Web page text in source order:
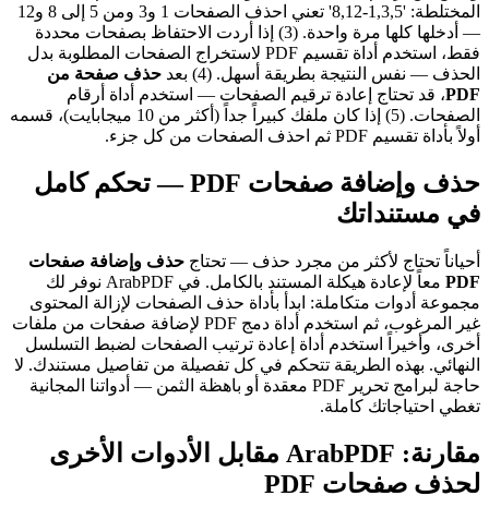
المختلطة: '1,3,5-8,12' تعني احذف الصفحات 1 و3 ومن 5 إلى 8 و12
— أدخلها كلها مرة واحدة. (3) إذا أردت الاحتفاظ بصفحات محددة
فقط، استخدم أداة تقسيم PDF لاستخراج الصفحات المطلوبة بدل
الحذف — نفس النتيجة بطريقة أسهل. (4) بعد
حذف صفحة من
PDF، قد تحتاج إعادة ترقيم الصفحات — استخدم أداة أرقام
الصفحات. (5) إذا كان ملفك كبيراً جداً (أكثر من 10 ميجابايت)، قسمه
أولاً بأداة تقسيم PDF ثم احذف الصفحات من كل جزء.
حذف وإضافة صفحات PDF — تحكم كامل
في مستنداتك
أحياناً تحتاج لأكثر من مجرد حذف — تحتاج حذف وإضافة صفحات
PDF
معاً لإعادة هيكلة المستند بالكامل. في ArabPDF نوفر لك
مجموعة أدوات متكاملة: ابدأ بأداة حذف الصفحات لإزالة المحتوى
غير المرغوب، ثم استخدم أداة دمج PDF لإضافة صفحات من ملفات
أخرى، وأخيراً استخدم أداة إعادة ترتيب الصفحات لضبط التسلسل
النهائي. بهذه الطريقة تتحكم في كل تفصيلة من تفاصيل مستندك. لا
حاجة لبرامج تحرير PDF معقدة أو باهظة الثمن — أدواتنا المجانية
تغطي احتياجاتك كاملة.
مقارنة: ArabPDF مقابل الأدوات الأخرى
لحذف صفحات PDF